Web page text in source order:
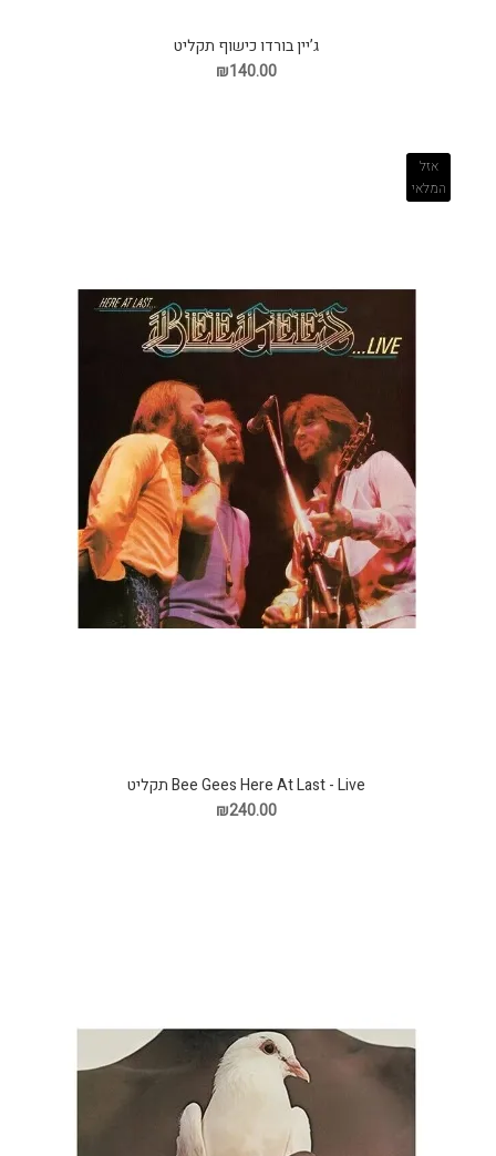
ג’יין בורדו כישוף תקליט
₪140.00
אזל
המלאי
Bee Gees Here At Last - Live תקליט
₪240.00